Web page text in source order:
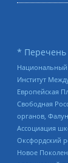
* Перечень
Национальный
Институт
Европейская
Свободная
органов,
Ассоциация
Оксфордский
Новое